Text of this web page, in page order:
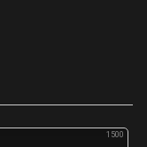
1500